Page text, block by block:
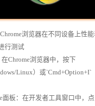
浏览器在不同设备上性能
行测试
Chrome浏览器中，按下
Linux）或`Cmd+Option+I`
面板：在开发者工具窗口中，